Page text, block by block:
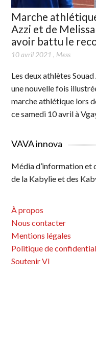
Marche
Azzi et de
avoir battu le
10 avril 2021 , Mess
Les deux athlètes
une nouvelle fois
marche athlétique lors
ce samedi 10 avril à
VAVA innova
Média d’information et
de la Kabylie et des
À propos
Nous contacter
Mentions légales
Politique de
Soutenir VI